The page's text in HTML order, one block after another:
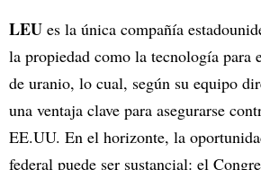
LEU es la única compañía
la propiedad como la tecnología para
de uranio, lo cual, según su equipo
una ventaja clave para asegurarse
EE.UU. En el horizonte, la
federal puede ser sustancial: el